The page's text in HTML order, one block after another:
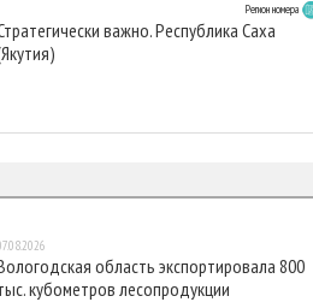
Регион номера
важно. Республика Саха
область экспортировала 800
кубометров лесопродукции